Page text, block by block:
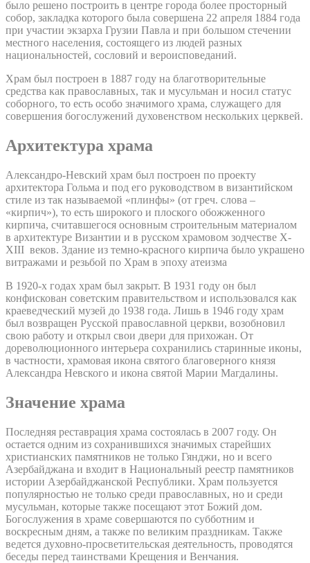
было решено построить в центре города более просторный
собор, закладка которого была совершена 22 апреля 1884 года
при участии экзарха Грузии Павла и при большом стечении
местного населения, состоящего из людей разных
национальностей, сословий и вероисповеданий.
Храм был построен в 1887 году на благотворительные
средства как православных, так и мусульман и носил статус
соборного, то есть особо значимого храма, служащего для
совершения богослужений духовенством нескольких церквей.
Архитектура храма
Александро-Невский храм был построен по проекту
архитектора Гольма и под его руководством в византийском
стиле из так называемой «плинфы» (от греч. слова –
«кирпич»), то есть широкого и плоского обожженного
кирпича, считавшегося основным строительным материалом
в архитектуре Византии и в русском храмовом зодчестве X-
XIII веков. Здание из темно-красного кирпича было украшено
витражами и резьбой по Храм в эпоху атеизма
В 1920-х годах храм был закрыт. В 1931 году он был
конфискован советским правительством и использовался как
краеведческий музей до 1938 года. Лишь в 1946 году храм
был возвращен Русской православной церкви, возобновил
свою работу и открыл свои двери для прихожан. От
дореволюционного интерьера сохранились старинные иконы,
в частности, храмовая икона святого благоверного князя
Александра Невского и икона святой Марии Магдалины.
Значение храма
Последняя реставрация храма состоялась в 2007 году. Он
остается одним из сохранившихся значимых старейших
христианских памятников не только Гянджи, но и всего
Азербайджана и входит в Национальный реестр памятников
истории Азербайджанской Республики. Храм пользуется
популярностью не только среди православных, но и среди
мусульман, которые также посещают этот Божий дом.
Богослужения в храме совершаются по субботним и
воскресным дням, а также по великим праздникам. Также
ведется духовно-просветительская деятельность, проводятся
беседы перед таинствами Крещения и Венчания.